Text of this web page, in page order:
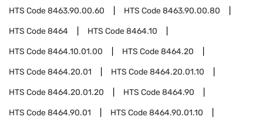
HTS Code8463.90.00.60 HTS Code8463.90.00.80
HTS Code8464 HTS Code8464.10
HTS Code8464.10.01.00 HTS Code8464.20
HTS Code8464.20.01 HTS Code8464.20.01.10
HTS Code8464.20.01.20 HTS Code8464.90
HTS Code8464.90.01 HTS Code8464.90.01.10